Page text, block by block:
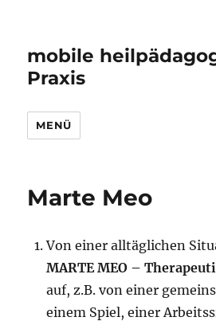
mobile
Praxis
MENÜ
Marte Meo
Von einer alltäglichen
MARTE MEO –
auf, z.B. von einer
einem Spiel, einer